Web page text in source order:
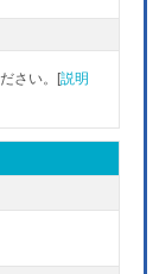
さい。[説明